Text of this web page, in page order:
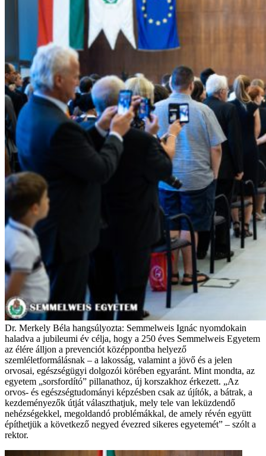
Dr. Merkely Béla hangsúlyozta: Semmelweis Ignác nyomdokain
haladva a jubileumi év célja, hogy a 250 éves Semmelweis Egyetem
az élére álljon a prevenciót középpontba helyező
szemléletformálásnak – a lakosság, valamint a jövő és a jelen
orvosai, egészségügyi dolgozói körében egyaránt. Mint mondta, az
egyetem „sorsfordító” pillanathoz, új korszakhoz érkezett. „Az
orvos- és egészségtudományi képzésben csak az újítók, a bátrak, a
kezdeményezők útját választhatjuk, mely tele van leküzdendő
nehézségekkel, megoldandó problémákkal, de amely révén együtt
építhetjük a következő negyed évezred sikeres egyetemét” – szólt a
rektor.